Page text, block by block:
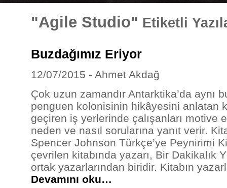
"Agile Studio" Etiketli
Buzdağımız Eriyor
12/07/2015 - Ahmet Akdağ
Çok uzun zamandır Antarktika’da aynı
penguen kolonisinin hikâyesini anlatan
geçiren iş yerlerinde çalışanları motive
neden ve nasıl sorularına yanıt verir.
Spencer Johnson Türkçe’ye Peynirimi
çevrilen kitabında yazarı, Bir Dakikalık
ortak yazarlarından biridir. Kitabın
Devamını oku…